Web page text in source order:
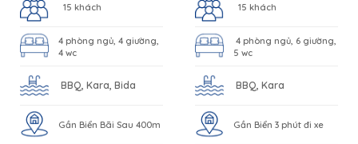
15 khách
4 phòng ngủ, 4 giường,
4 wc
BBQ, Kara, Bida
Gần Biển Bãi Sau 400m
15 khách
4 phòng ngủ, 6 giường,
5 wc
BBQ, Kara
Gần Biển 3 phút đi xe